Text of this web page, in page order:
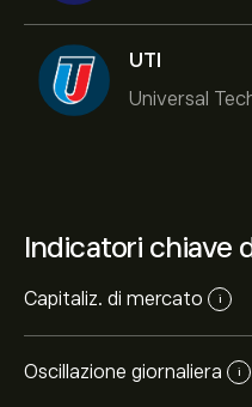
UTI
Universal
Indicatori chiave
Capitaliz. di mercato i
Oscillazione giornaliera i